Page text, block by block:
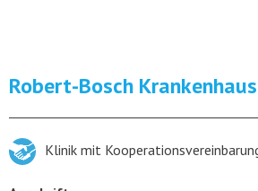
Robert-Bosch
Klinik mit